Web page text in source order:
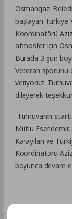
Osmangazi
başlayan Türkiye
Koordinatörü
atmosfer için
Burada 3 gün
Veteran sporunu
veriyoruz.
dileyerek
Turnuvanın
Mutlu
Karayılan ve
Koordinatörü
boyunca devam